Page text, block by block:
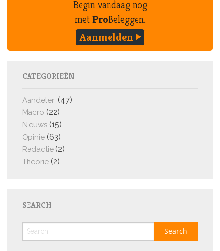
Begin vandaag nog
metProBeleggen.
Aanmelden
CATEGORIEËN
Aandelen (47)
Macro (22)
Nieuws (15)
Opinie (63)
Redactie (2)
Theorie (2)
SEARCH